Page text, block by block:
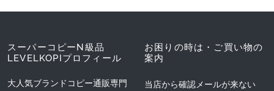
スーパーコピーN級品
LEVELKOPIプロフィール
大人気ブランドコピー通販専門
お困りの時は・ご買い物の
案内
当店から確認メールが来ない